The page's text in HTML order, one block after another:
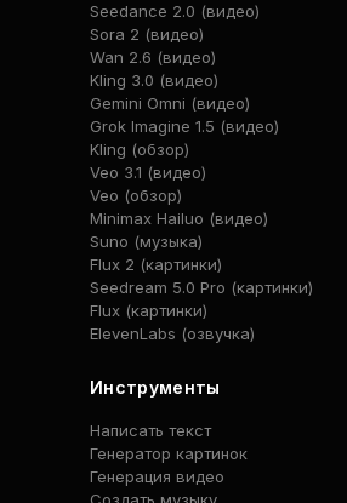
Seedance 2.0 (видео)
Sora 2 (видео)
Wan 2.6 (видео)
Kling 3.0 (видео)
Gemini Omni (видео)
Grok Imagine 1.5 (видео)
Kling (обзор)
Veo 3.1 (видео)
Veo (обзор)
Minimax Hailuo (видео)
Suno (музыка)
Flux 2 (картинки)
Seedream 5.0 Pro (картинки)
Flux (картинки)
ElevenLabs (озвучка)
Инструменты
Написать текст
Генератор картинок
Генерация видео